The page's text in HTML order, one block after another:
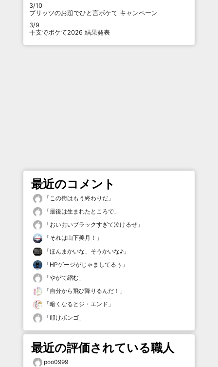
3/10
プリッツのお題でひと言ボケて キャンペーン
3/9
干支でボケて2026 結果発表
最近のコメント
「 この街はもう終わりだ 」
「最後は生まれたところで 」
「おいおいブラックすぎて泣けるぜ」
「それは山下美月！ 」
「ほんまかいな、そうかいな♪ 」
「HPゲージがじゃましてるぅ 」
「やがて縮む 」
「自分から飛び降りるんだ！ 」
「暗くなるとジ・エンド 」
「叩けボンゴ 」
最近の評価されている職人
poo0999